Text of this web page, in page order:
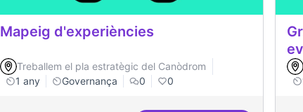
Mapeig d'experiències
Treballem el pla estratègic del Canòdrom
1 any
Governança 0 0